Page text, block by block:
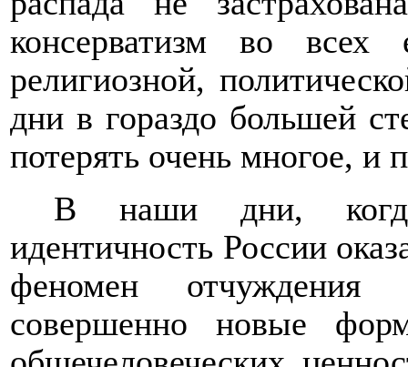
консерватизм во
религиозной,
дни в гораздо большей
потерять очень многое, и
В наши дни, когда
идентичность России
феномен отчуждения
совершенно новые